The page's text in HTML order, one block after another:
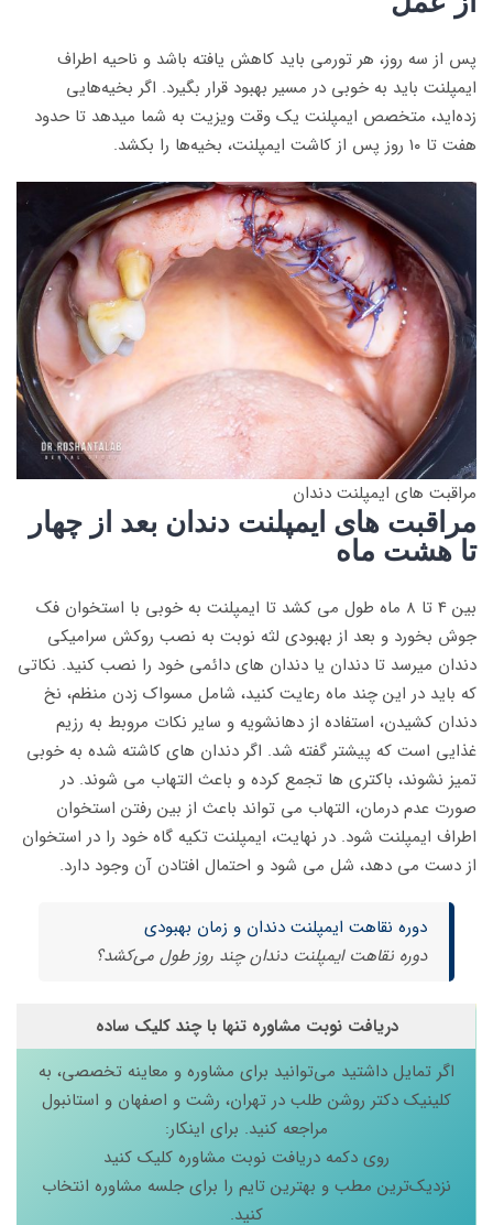
پس از سه روز، هر تورمی باید کاهش یافته باشد و ناحیه اطراف
ایمپلنت باید به خوبی در مسیر بهبود قرار بگیرد. اگر بخیه‌هایی
زده‌اید، متخصص ایمپلنت یک وقت ویزیت به شما میدهد تا حدود
هفت تا ۱۰ روز پس از کاشت ایمپلنت، بخیه‌ها را بکشد.
مراقبت های ایمپلنت دندان
مراقبت های ایمپلنت دندان بعد از چهار
تا هشت ماه
بین 4 تا 8 ماه طول می کشد تا ایمپلنت به خوبی با استخوان فک
جوش بخورد و بعد از بهبودی لثه نوبت به نصب روکش سرامیکی
دندان میرسد تا دندان یا دندان های دائمی خود را نصب کنید. نکاتی
که باید در این چند ماه رعایت کنید، شامل مسواک زدن منظم، نخ
دندان کشیدن، استفاده از دهانشویه و سایر نکات مروبط به رزیم
غذایی است که پیشتر گفته شد. اگر دندان های کاشته شده به خوبی
تمیز نشوند، باکتری ها تجمع کرده و باعث التهاب می شوند. در
صورت عدم درمان، التهاب می تواند باعث از بین رفتن استخوان
اطراف ایمپلنت شود. در نهایت، ایمپلنت تکیه گاه خود را در استخوان
از دست می دهد، شل می شود و احتمال افتادن آن وجود دارد.
دوره نقاهت ایمپلنت دندان و زمان بهبودی
دوره نقاهت ایمپلنت دندان چند روز طول می‌کشد؟
دریافت نوبت مشاوره تنها با چند کلیک ساده
اگر تمایل داشتید می‌توانید برای مشاوره و معاینه تخصصی، به
کلینیک دکتر روشن طلب در تهران، رشت و اصفهان و استانبول
مراجعه کنید. برای اینکار:
روی دکمه دریافت نوبت مشاوره کلیک کنید
نزدیک‌ترین مطب و بهترین تایم را برای جلسه مشاوره انتخاب
کنید.